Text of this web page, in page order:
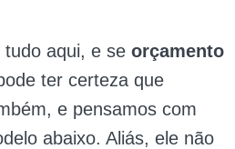
aqui, e se orçamento
ter certeza que
e pensamos com
abaixo. Aliás, ele não